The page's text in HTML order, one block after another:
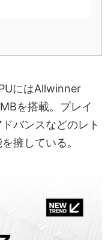
にはAllwinner
を搭載。プレイ
バンスなどのレト
擁している。